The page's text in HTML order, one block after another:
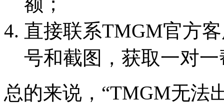
直接联系TMGM官方
号和截图，获取一对
总的来说，“TMGM无法